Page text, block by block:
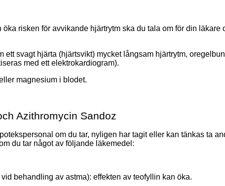
öka risken för avvikande hjärtrytm ska du tala om för din
ett svagt hjärta (hjärtsvikt) mycket långsam hjärtrytm,
med ett elektrokardiogram).
magnesium i blodet.
Azithromycin Sandoz
om du tar, nyligen har tagit eller kan tänkas ta
du tar något av följande läkemedel:
behandling av astma): effekten av teofyllin kan öka.